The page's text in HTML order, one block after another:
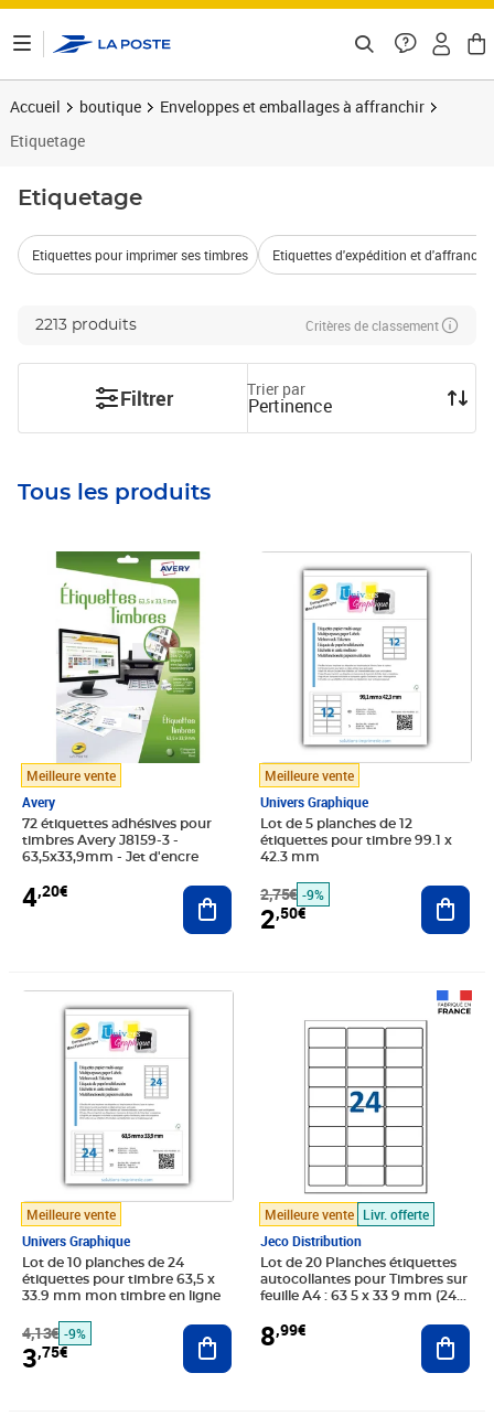
Accueil boutique
Enveloppes et emballages à affranchir
Etiquetage
Etiquetage
Etiquettes pour imprimer ses timbres Etiquettes d'expédition et
2213 produits Critères de classement
Filtrer Trier par
Pertinence
Tous les produits
Meilleure vente
Avery
72 étiquettes adhésives pour
timbres Avery J8159-3 -
63,5x33,9mm - Jet d'encre
4,20€
Prix 4,20€
Ajouter au panier
Meilleure vente
Univers Graphique
Lot de 5 planches de 12
étiquettes pour timbre 99.1 x
42.3 mm
2,75€
Prix barré 2,75€
-9%
2,50€
Prix 2,50€
Meilleure vente
Univers Graphique
Lot de 10 planches de 24
étiquettes pour timbre 63,5 x
33.9 mm mon timbre en ligne
4,13€
Prix barré 4,13€
-9%
3,75€
Prix 3,75€
Ajouter au panier
Meilleure vente Livr. offerte
Jeco Distribution
Lot de 20 Planches étiquettes
autocollantes pour Timbres sur
feuille A4 : 63 5 x 33 9 mm (24
8,99€